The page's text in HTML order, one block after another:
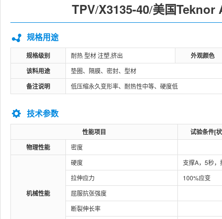
TPV/X3135-40/美国Teknor
规格用途
规格级别 耐热 型材 注塑,挤出
外观颜色
该料用途
垫圈、隔膜、密封、型材
备注说明 低压缩永久变形率、耐热性中等、硬度低
技术参数
性能项目
试验条件[
物理性能
密度
机械性能
硬度
支撑A，5秒，
拉伸应力
100%应变
屈服抗张强度
断裂伸长率